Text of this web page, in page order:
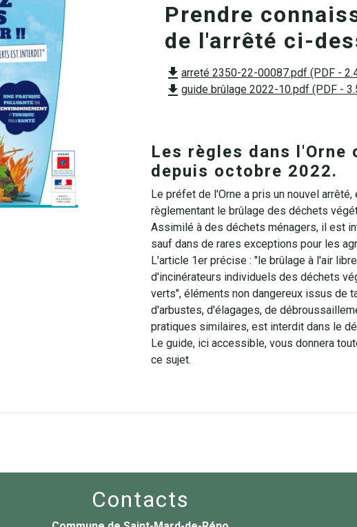
Prendre
de l'arrêté ci-
file_download arreté 2350-22-00087.pdf (PDF -
file_download guide brûlage 2022-10.pdf (PDF -
Les règles dans l'Orne
depuis octobre 2022.
Le préfet de l'Orne a pris un nouvel arrêté,
règlementant le brûlage des déchets
Assimilé à des déchets ménagers, il est
sauf dans de rares exceptions pour les
L'article 1er précise : "le brûlage à l'air
d'incinérateurs individuels des déchets
verts", éléments non dangereux issus de
d'arbustes, d'élagages, de
pratiques similaires, est interdit dans le
Le guide, ici accessible, vous donnera
ce sujet.
Contacts